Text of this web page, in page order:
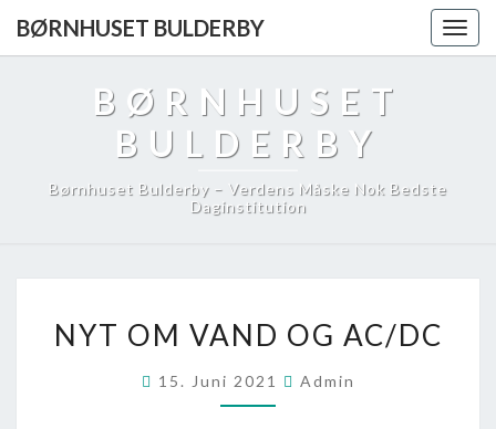
BØRNHUSET BULDERBY
BØRNHUSET
BULDERBY
Børnhuset Bulderby – Verdens Måske Nok Bedste
Daginstitution
OM
OG
NYT OM VAND OG AC/DC
15. Juni 2021 Admin